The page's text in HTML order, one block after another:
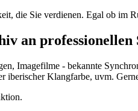
die Sie verdienen. Egal ob
an professionellen
Imagefilme - bekannte
iberischer Klangfarbe, uvm.